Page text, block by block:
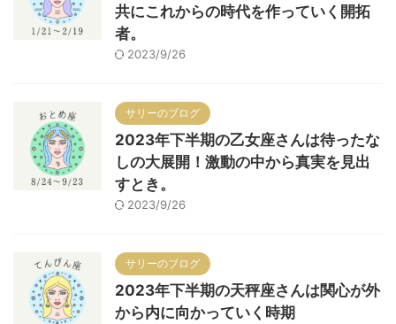
共にこれからの時代を作っていく開拓
者。
2023/9/26
サリーのブログ
2023年下半期の乙女座さんは待ったな
しの大展開！激動の中から真実を見出
すとき。
2023/9/26
サリーのブログ
2023年下半期の天秤座さんは関心が外
から内に向かっていく時期